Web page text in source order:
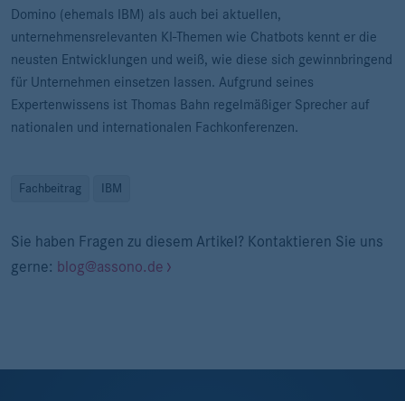
Domino (ehemals IBM) als auch bei aktuellen,
unternehmensrelevanten KI-Themen wie Chatbots kennt er die
neusten Entwicklungen und weiß, wie diese sich gewinnbringend
für Unternehmen einsetzen lassen. Aufgrund seines
Expertenwissens ist Thomas Bahn regelmäßiger Sprecher auf
nationalen und internationalen Fachkonferenzen.
Fachbeitrag IBM
Sie haben Fragen zu diesem Artikel? Kontaktieren Sie uns
gerne: blog@assono.de